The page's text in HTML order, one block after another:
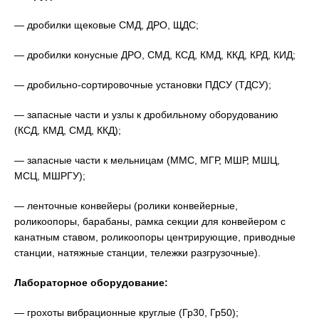
— дробилки щековые СМД, ДРО, ЩДС;
— дробилки конусные ДРО, СМД, КСД, КМД, ККД, КРД, КИД;
— дробильно-сортировочные установки ПДСУ (ТДСУ);
— запасные части и узлы к дробильному оборудованию
(КСД, КМД, СМД, ККД);
— запасные части к мельницам (ММС, МГР, МШР, МШЦ,
МСЦ, МШРГУ);
— ленточные конвейеры (ролики конвейерные,
роликоопоры, барабаны, рамка секции для конвейером с
канатным ставом, роликоопоры центрирующие, приводные
станции, натяжные станции, тележки разгрузочные).
Лабораторное оборудование:
— грохоты вибрационные круглые (Гр30, Гр50);